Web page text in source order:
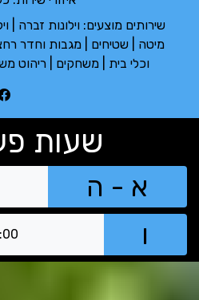
שירותים מוצעים:וילונות זברה |
מיטה | שטיחים | מגבות וחדר
וכלי בית | משחקים | ריהוט
שעות
א - ה
ו